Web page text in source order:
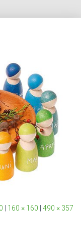
| 160 × 160 | 490 × 357